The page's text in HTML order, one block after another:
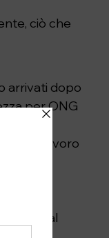
ciò che
arrivati dopo
per ONG
e il lavoro
di
social